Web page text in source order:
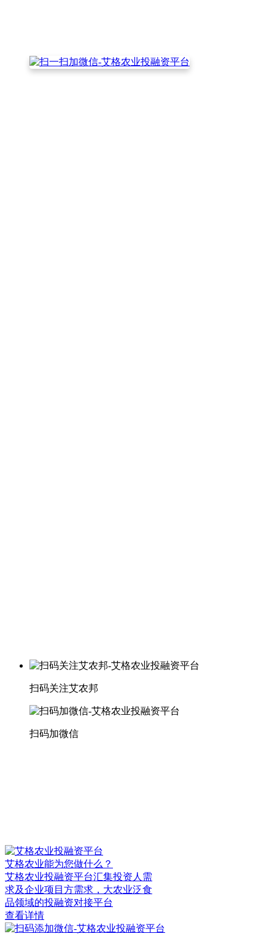
扫码关注艾农邦
扫码加微信
艾格农业能为您做什么？
艾格农业投融资平台汇集投资人需
求及企业项目方需求，大农业泛食
品领域的投融资对接平台
查看详情